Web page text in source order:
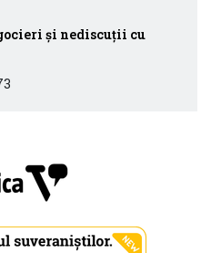
și nediscuții cu